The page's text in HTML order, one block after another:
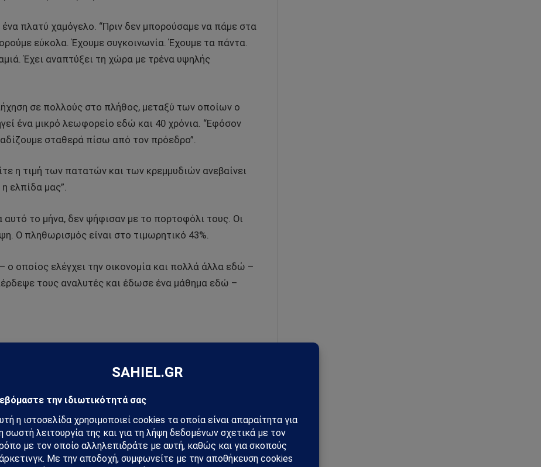
ένα πλατύ χαμόγελο. “Πριν δεν μπορούσαμε να πάμε στα
εύκολα. Έχουμε συγκοινωνία. Έχουμε τα πάντα.
Έχει αναπτύξει τη χώρα με τρένα υψηλής
σε πολλούς στο πλήθος, μεταξύ των οποίων ο
ένα μικρό λεωφορείο εδώ και 40 χρόνια. “Εφόσον
σταθερά πίσω από τον πρόεδρο”.
η τιμή των πατατών και των κρεμμυδιών ανεβαίνει
ελπίδα μας”.
το μήνα, δεν ψήφισαν με το πορτοφόλι τους. Οι
Ο πληθωρισμός είναι στο τιμωρητικό 43%.
οποίος ελέγχει την οικονομία και πολλά άλλα εδώ –
τους αναλυτές και έδωσε ένα μάθημα εδώ –
της κοσμικής αντιπολίτευσης, έλαβε 44,9%. Έτσι,
διχασμένο – οι δύο πλευρές ήταν αμείλικτα
πήρε ένα απροσδόκητο ποσοστό 5,2%, ωθώντας την
Έχει πλέον υποστηρίξει τον πρόεδρο Ερντογάν.